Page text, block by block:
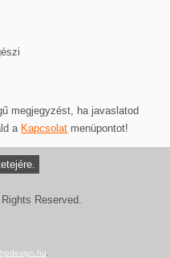
megjegyzést, ha javaslatod
a Kapcsolat menüpontot!
Reserved.